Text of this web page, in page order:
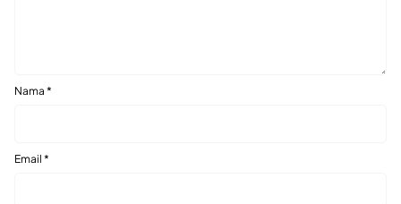
Nama *
Email *